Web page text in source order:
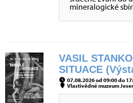
mineralogické
VASIL
SITUACE
07.08.2026 od 09:00 do
Vlastivědné muzeum